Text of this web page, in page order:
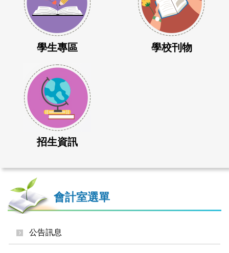
學生專區 學校刊物
招生資訊
會計室選單
公告訊息